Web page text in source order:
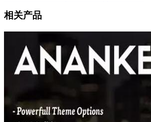
相关产品